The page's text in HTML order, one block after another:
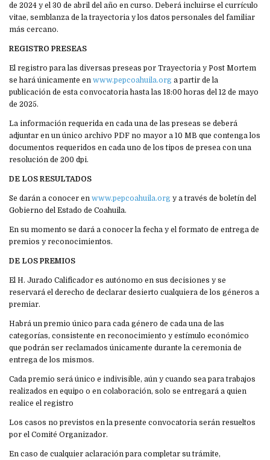
de 2024 y el 30 de abril del año en curso. Deberá incluirse el currículo
vitae, semblanza de la trayectoria y los datos personales del familiar
más cercano.
REGISTRO PRESEAS
El registro para las diversas preseas por Trayectoria y Post Mortem
se hará únicamente en www.pepcoahuila.org a partir de la
publicación de esta convocatoria hasta las 18:00 horas del 12 de mayo
de 2025.
La información requerida en cada una de las preseas se deberá
adjuntar en un único archivo PDF no mayor a 10 MB que contenga los
documentos requeridos en cada uno de los tipos de presea con una
resolución de 200 dpi.
DE LOS RESULTADOS
Se darán a conocer en www.pepcoahuila.org y a través de boletín del
Gobierno del Estado de Coahuila.
En su momento se dará a conocer la fecha y el formato de entrega de
premios y reconocimientos.
DE LOS PREMIOS
El H. Jurado Calificador es autónomo en sus decisiones y se
reservará el derecho de declarar desierto cualquiera de los géneros a
premiar.
Habrá un premio único para cada género de cada una de las
categorías, consistente en reconocimiento y estímulo económico
que podrán ser reclamados únicamente durante la ceremonia de
entrega de los mismos.
Cada premio será único e indivisible, aún y cuando sea para trabajos
realizados en equipo o en colaboración, solo se entregará a quien
realice el registro
Los casos no previstos en la presente convocatoria serán resueltos
por el Comité Organizador.
En caso de cualquier aclaración para completar su trámite,